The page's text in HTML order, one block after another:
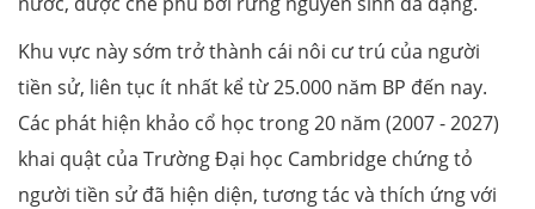
Khu vực này sớm trở thành cái nôi cư trú của người
tiền sử, liên tục ít nhất kể từ 25.000 năm BP đến nay.
Các phát hiện khảo cổ học trong 20 năm (2007 - 2027)
khai quật của Trường Đại học Cambridge chứng tỏ
người tiền sử đã hiện diện, tương tác và thích ứng với